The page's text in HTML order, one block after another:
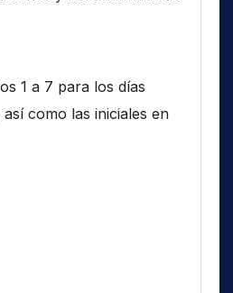
1 a 7 para los días
como las iniciales en